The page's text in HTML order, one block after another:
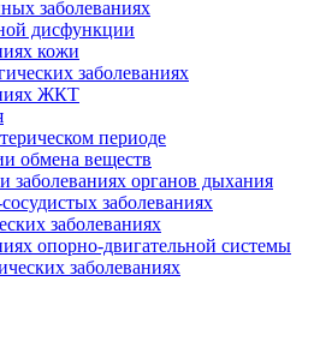
заболеваниях
дисфункции
кожи
заболеваниях
ЖКТ
периоде
обмена веществ
заболеваниях органов дыхания
заболеваниях
заболеваниях
опорно-двигательной системы
заболеваниях